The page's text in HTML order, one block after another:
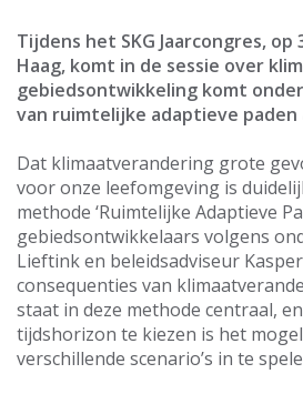
Tijdens het SKG Jaarcongres, op
Haag, komt in de sessie over
gebiedsontwikkeling komt
van ruimtelijke adaptieve paden
Dat klimaatverandering grote
voor onze leefomgeving is
methode ‘Ruimtelijke Adaptieve
gebiedsontwikkelaars volgens
Lieftink en beleidsadviseur
consequenties van
staat in deze methode centraal,
tijdshorizon te kiezen is het
verschillende scenario’s in te